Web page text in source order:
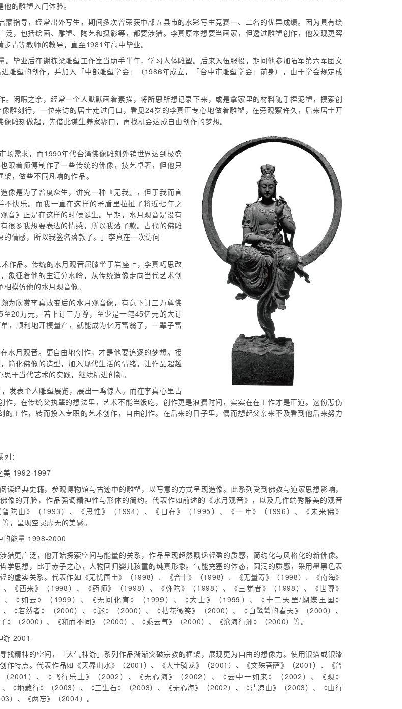
的雕塑入门体验。
指导，经常出外写生，期间多次曾荣获中部五县市的水彩写生竞赛一、二名的优异成绩。因为具有绘
，包括绘画、雕塑、陶艺和摄影等，都要涉猎。李真原本想要当画家，但透过雕塑创作，他发现更容
青等教师的教导，直至1981年高中毕业。
毕业后在谢栋梁雕塑工作室当助手半年，学习人体雕塑。后来入伍服役，期间他参加陆军第六军团文
雕塑的创作，并加入「中部雕塑学会」（1986年成立，「台中市雕塑学会」前身），由于学会规定成
闲暇之余，经常一个人默默画着素描，将所思所想记录下来，或是拿家里的材料随手捏泥塑，摸索创
雕刻行，一位来访的居士走过门口，看见24岁的李真正专心地做着雕塑，在旁观察许久，后来居士开
雕刻做起，先借此谋生养家糊口，再找机会达成自由创作的梦想。
场需求，而1990年代台湾佛像雕刻外销世界达到极盛
跟着师傅制作了一些传统的佛像，技艺卓著，但他只
，做些不同凡响的作品。
像是为了普度众生，讲究一种『无我』，但于我而言
快乐。而我一直在这样的矛盾里拉扯了将近七年之
音》正是在这样的时候诞生。早期，水月观音是没有
很多我想要表达的情感，所以我落了款。古代的佛雕
情感，所以我签名落款了。」李真在一次访问
作品。传统的水月观音屈膝坐于岩座上，李真巧思改
象征着他的生涯分水岭，从传统造像走向当代艺术创
模仿他的水月观音像。
为欣赏李真改变后的水月观音像，有意下订三万尊佛
20万元，若下订三万尊，至少是一笔45亿元的大订
，顺利地开模量产，就能成为亿万富翁了，一辈子富
水月观音。更自由地创作，才是他要追逐的梦想。接
简化佛像的造型，加入现代生活的情绪，让作品超越
于当代艺术的实践，继续精进创新。
发表个人雕塑展览，展出一鸣惊人。而在李真心里占
，在传统父执辈的想法里，艺术不能当饭吃，创作更是浪费时间，实实在在工作才是正道。这份悲伤
工作，转而投入专职的艺术创作，自由创作。在后来的日子里，偶而想起父亲来不及看到他后来努力
：
美 1992-1997
读经典史籍，参观博物馆与古迹中的雕塑，以写意的方式呈现造像。此系列受到佛教与道家思想影响，
像的开脸，作品强调精神性与形体的简约。代表作如前述的《水月观音》，以及几件端秀静美的观音
陀山》（1993）、《思惟》（1994）、《自在》（1995）、《一叶》（1996）、《未来佛》
等，呈现空灵虚无的美感。
的能量 1998-2000
猎更广泛，他开始探索空间与能量的关系，作品呈现超然飘逸轻盈的质感，简约化与风格化的新佛像。
学思想，比于赤子之心，人物回归婴儿孩童的纯真形象。气能充塞的体态，圆润的质感，采用墨黑色表
的虚实关系。代表作如《无忧国土》（1998）、《合十》（1998）、《无量寿》（1998）、《南海》
、《西来》（1998）、《药师》（1998）、《弥陀》（1998）、《三觉者》（1998）、《世尊》
、《如云》（1999）、《无间化育》（1999）、《大士》（1999）、《十二天罡/蝴蝶王国》
、《若然者》（2000）、《迷》（2000）、《拈花微笑》（2000）、《白鹭鸶的春天》（2000）、
子》（2000）、《和而不同》（2000）、《乘云气》（2000）、《沧海行洲》（2000）等。
游 2001-
找精神的空间，「大气神游」系列作品渐渐突破宗教的框架，展现更为自由的想像力。使用银箔或银漆
作特点。代表作品如《天界山水》（2001）、《大士骑龙》（2001）、《文殊菩萨》（2001）、《普
2001）、《飞行乐土》（2002）、《无心海》（2002）、《云中一如来》（2002）、《观》
、《地藏行》（2003）、《三生石》（2003）、《无心海》（2002）、《清凉山》（2003）、《山行
）、《两忘》（2004）。